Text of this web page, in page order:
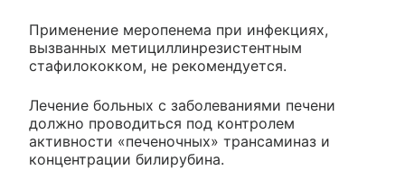
Применение меропенема при инфекциях,
вызванных метициллинрезистентным
стафилококком, не рекомендуется.
Лечение больных с заболеваниями печени
должно проводиться под контролем
активности «печеночных» трансаминаз и
концентрации билирубина.